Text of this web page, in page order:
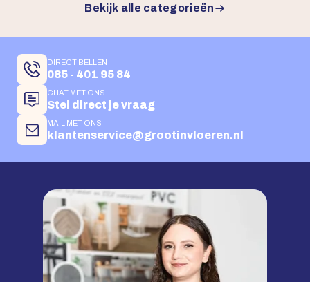
Bekijk alle categorieën
DIRECT BELLEN
085 - 401 95 84
CHAT MET ONS
Stel direct je vraag
MAIL MET ONS
klantenservice@grootinvloeren.nl